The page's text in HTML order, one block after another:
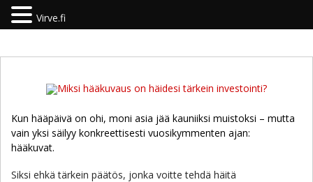
Kun hääpäivä on ohi, moni asia jää kauniiksi muistoksi – mutta
vain yksi säilyy konkreettisesti vuosikymmenten ajan:
hääkuvat.
Siksi ehkä tärkein päätös, jonka voitte tehdä häitä
Virve.fi